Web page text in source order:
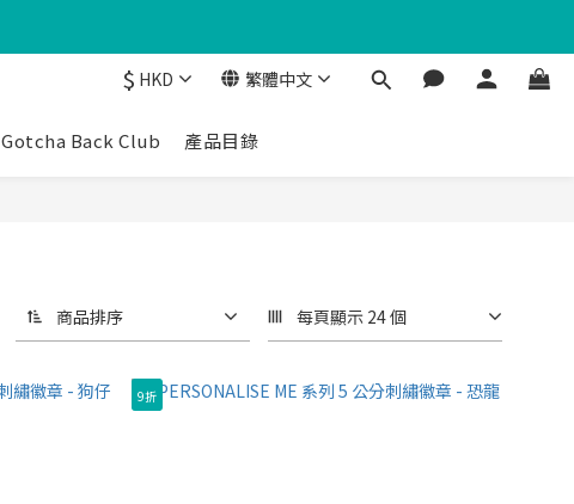
$ HKD 繁體中文
Gotcha Back Club 產品目錄
商品排序 每頁顯示 24 個
9折